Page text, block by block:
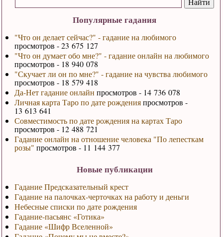
Популярные гадания
"Что он делает сейчас?" - гадание на любимого
просмотров - 23 675 127
"Что он думает обо мне?" - гадание онлайн на любимого
просмотров - 18 940 078
"Скучает ли он по мне?" - гадание на чувства любимого
просмотров - 18 579 418
Да-Нет гадание онлайн просмотров - 14 736 078
Личная карта Таро по дате рожденияпросмотров -
13 613 641
Совместимость по дате рождения на картах Таро
просмотров - 12 488 721
Гадание онлайн на отношение человека "По лепесткам
розы" просмотров - 11 144 377
Новые публикации
Гадание Предсказательный крест
Гадание на палочках-черточках на работу и деньги
Небесные списки по дате рождения
Гадание-пасьянс «Готика»
Гадание «Шифр Вселенной»